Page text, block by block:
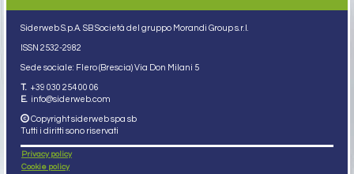
Siderweb S.p.A. SB Società del gruppo Morandi Group s.r.l.
ISSN 2532-2982
Sede sociale: Flero (Brescia) Via Don Milani 5
T. +39 030 254 00 06
E. info@siderweb.com
Copyright siderweb spa sb
Tutti i diritti sono riservati
Privacy policy
Cookie policy